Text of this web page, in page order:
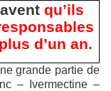
qu’ils
d’un an.
grande partie de
– Ivermectine –